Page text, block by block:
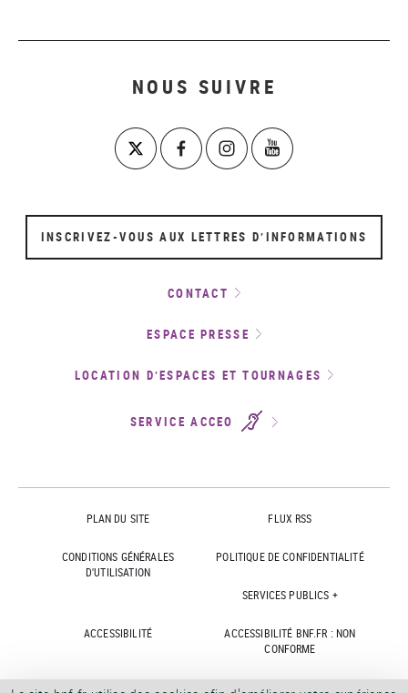
NOUS SUIVRE
INSCRIVEZ-VOUS AUX LETTRES D’INFORMATIONS
CONTACT
ESPACE PRESSE
LOCATION D’ESPACES ET TOURNAGES
SERVICE ACCEO
PLAN DU SITE FLUX RSS
CONDITIONS GÉNÉRALES
D'UTILISATION
POLITIQUE DE CONFIDENTIALITÉ
SERVICES PUBLICS +
ACCESSIBILITÉ
ACCESSIBILITÉ BNF.FR : NON
CONFORME
MARCHÉS PUBLICS OFFRES D'EMPLOI